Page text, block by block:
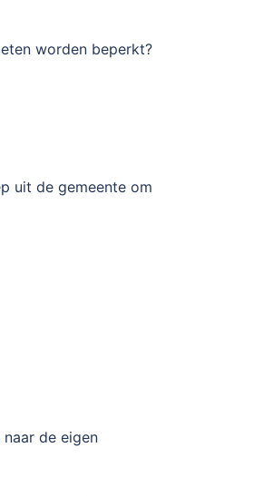
worden beperkt?
uit de gemeente om
de eigen